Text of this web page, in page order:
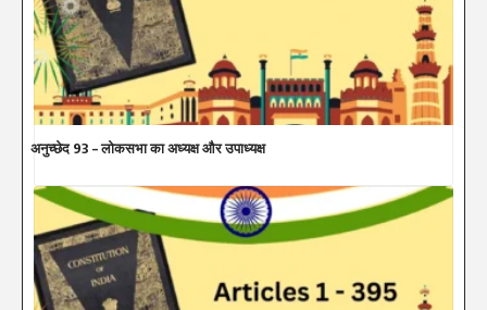
अनुच्छेद 93 – लोकसभा का अध्यक्ष और उपाध्यक्ष